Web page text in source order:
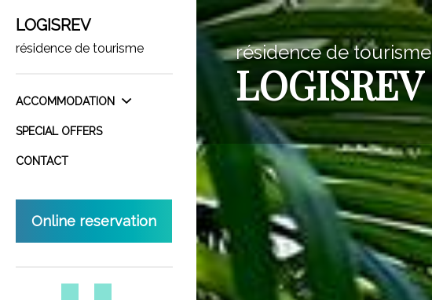
LOGISREV
résidence de tourisme
ACCOMMODATION
SPECIAL OFFERS
CONTACT
Online reservation
résidence de tourisme
LOGISREV